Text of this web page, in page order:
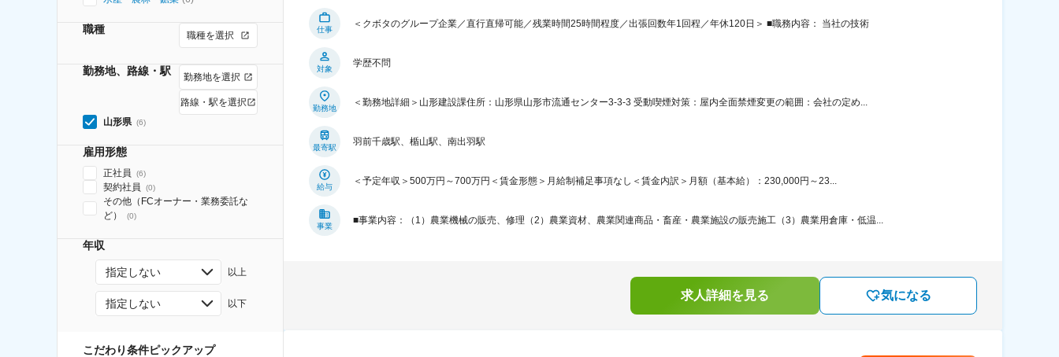
職種 職種を選択
勤務地、路線・駅 勤務地を選択
路線・駅を選択
山形県 (6)
雇用形態
正社員 (6)
契約社員 (0)
その他（FCオーナー・業務委託な
ど）
(0)
年収
指定しない 以上
指定しない 以下
こだわり条件ピックアップ
仕事
＜クボタのグループ企業／直行直帰可能／残業時間25時間程度／出張回数年1回程／年休120日＞ ■職務内容： 当社の技術
対象
学歴不問
勤務地
＜勤務地詳細＞山形建設課住所：山形県山形市流通センター3-3-3 受動喫煙対策：屋内全面禁煙変更の範囲：会社の定め...
最寄駅
羽前千歳駅、楯山駅、南出羽駅
給与
＜予定年収＞500万円～700万円＜賃金形態＞月給制補足事項なし＜賃金内訳＞月額（基本給）：230,000円～23...
事業
■事業内容：（1）農業機械の販売、修理（2）農業資材、農業関連商品・畜産・農業施設の販売施工（3）農業用倉庫・低温...
求人詳細を見る 気になる